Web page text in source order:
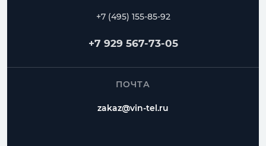
+7 (495) 155-85-92
+7 929 567-73-05
ПОЧТА
zakaz@vin-tel.ru